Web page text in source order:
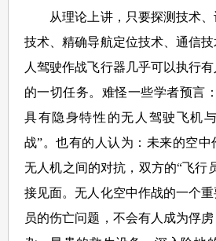
从理论上讲，只要探测技术、
技术、精确导航定位技术、通信
人驾驶作战飞行器几乎可以执行
的一切任务。难怪一些学者预言
具有隐身特性的无人驾驶飞机
战”。也有的人认为：未来的空
无人机之间的对抗，双方的“飞行
接见面。无人化空中作战的一个
员的伤亡问题，不会有人成为俘